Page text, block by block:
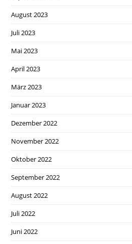
August 2023
Juli 2023
Mai 2023
April 2023
März 2023
Januar 2023
Dezember 2022
November 2022
Oktober 2022
September 2022
August 2022
Juli 2022
Juni 2022